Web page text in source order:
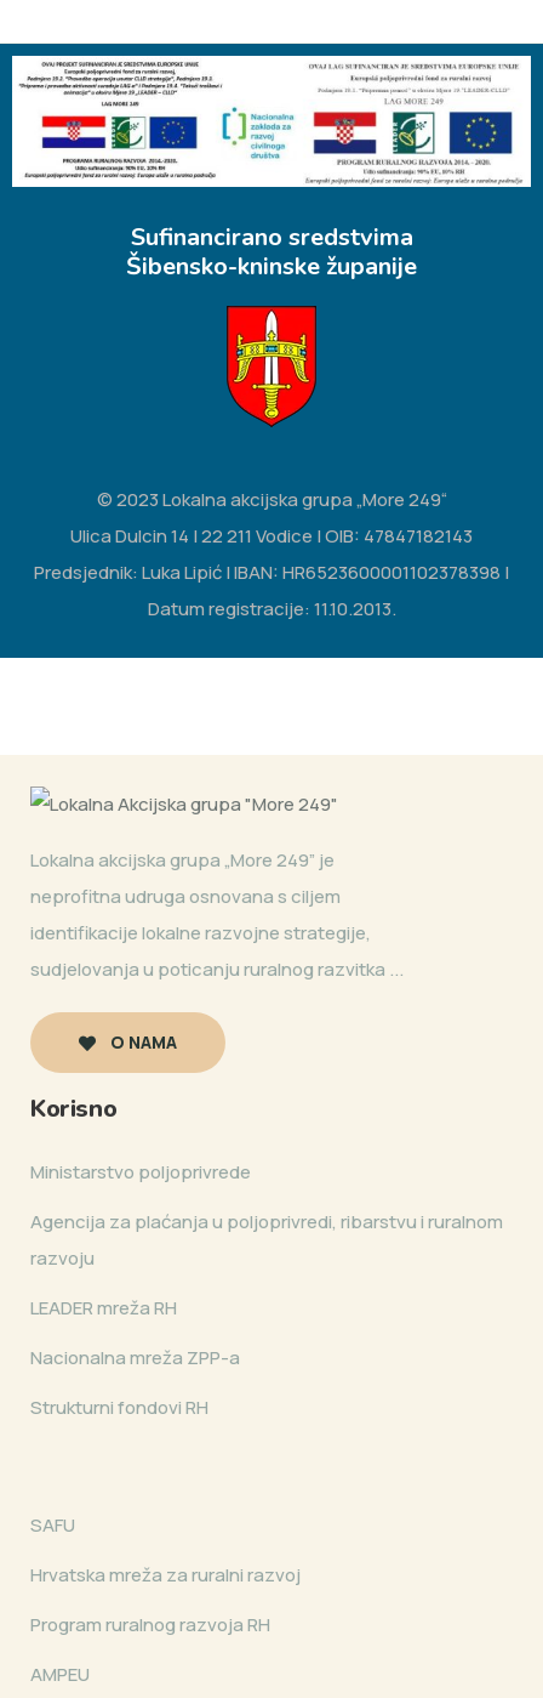
Sufinancirano sredstvima
Šibensko-kninske županije
© 2023 Lokalna akcijska grupa „More 249“
Ulica Dulcin 14 | 22 211 Vodice | OIB: 47847182143
Predsjednik: Luka Lipić | IBAN: HR6523600001102378398 |
Datum registracije: 11.10.2013.
Lokalna akcijska grupa „More 249” je
neprofitna udruga osnovana s ciljem
identifikacije lokalne razvojne strategije,
sudjelovanja u poticanju ruralnog razvitka ...
O NAMA
Korisno
Ministarstvo poljoprivrede
Agencija za plaćanja u poljoprivredi, ribarstvu i ruralnom
razvoju
LEADER mreža RH
Nacionalna mreža ZPP-a
Strukturni fondovi RH
SAFU
Hrvatska mreža za ruralni razvoj
Program ruralnog razvoja RH
AMPEU